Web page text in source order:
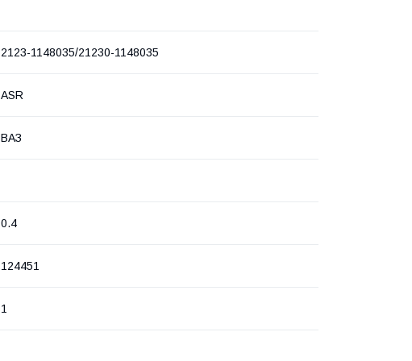
2123-1148035/21230-1148035
ASR
ВАЗ
0.4
124451
1